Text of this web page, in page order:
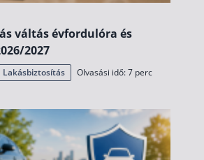
Minősített Fogyasztóbarát Otthonbiztosítás
váltás évfordulóra és
2027
Lakásbiztosítás Olvasási idő: 7 perc